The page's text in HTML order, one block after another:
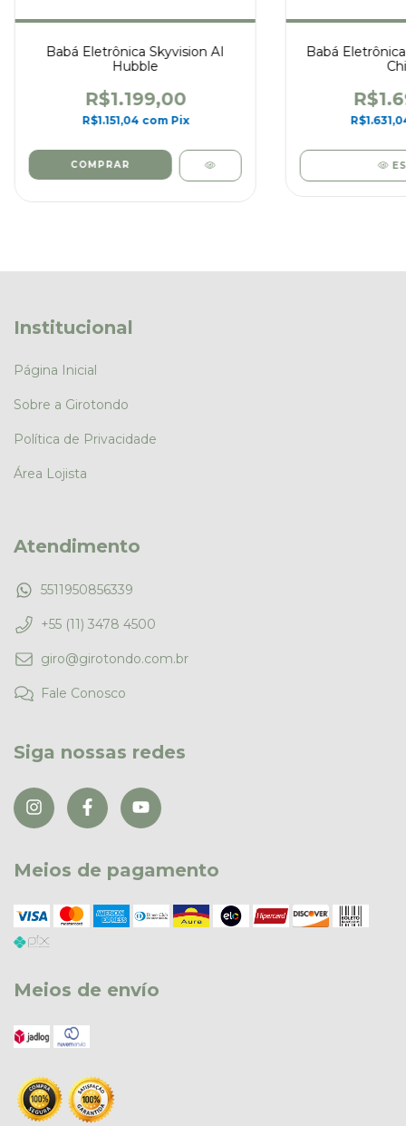
Babá Eletrônica Skyvision AI
Hubble
R$1.199,00
R$1.151,04 com Pix
Babá
Institucional
Página Inicial
Sobre a Girotondo
Política de Privacidade
Área Lojista
Atendimento
5511950856339
+55 (11) 3478 4500
giro@girotondo.com.br
Fale Conosco
Siga nossas redes
Meios de pagamento
Meios de envío